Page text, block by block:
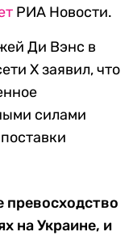
РИА Новости.
Ди Вэнс в
Х заявил, что
силами
превосходство
на Украине, и